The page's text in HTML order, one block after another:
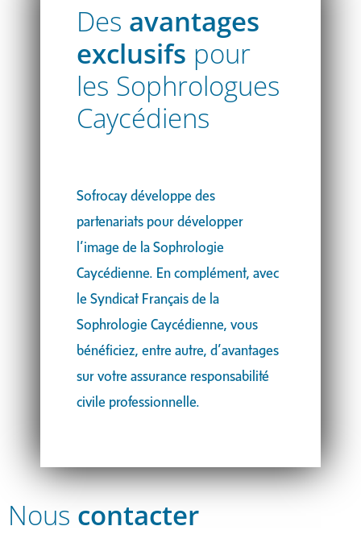
Des avantages
exclusifs pour
les Sophrologues
Caycédiens
Sofrocay développe des
partenariats pour développer
l’image de la Sophrologie
Caycédienne. En complément, avec
le Syndicat Français de la
Sophrologie Caycédienne, vous
bénéficiez, entre autre, d’avantages
sur votre assurance responsabilité
civile professionnelle.
Nous contacter